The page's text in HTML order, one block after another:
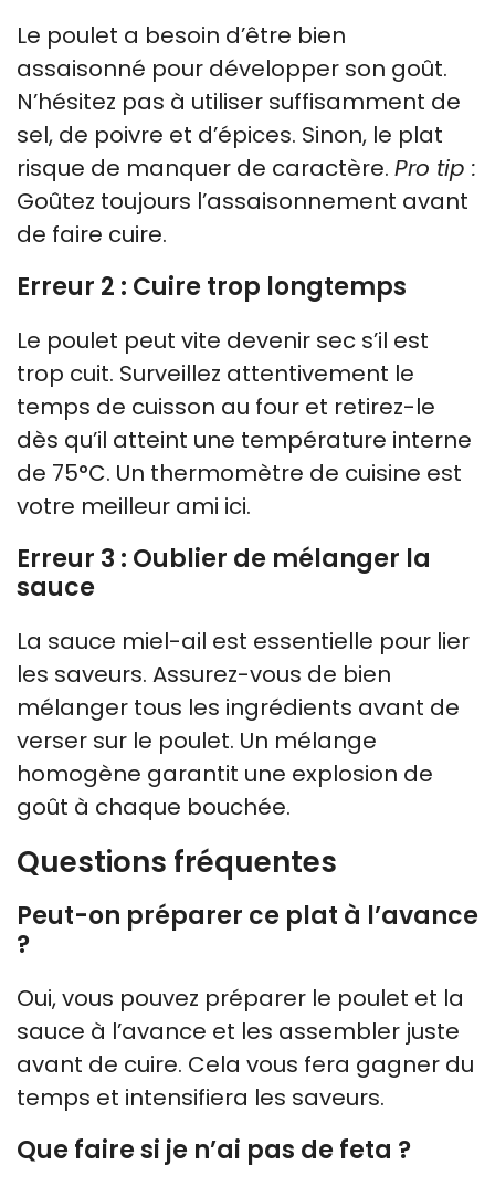
Le poulet a besoin d’être bien
assaisonné pour développer son goût.
N’hésitez pas à utiliser suffisamment de
sel, de poivre et d’épices. Sinon, le plat
risque de manquer de caractère. Pro tip :
Goûtez toujours l’assaisonnement avant
de faire cuire.
Erreur 2 : Cuire trop longtemps
Le poulet peut vite devenir sec s’il est
trop cuit. Surveillez attentivement le
temps de cuisson au four et retirez-le
dès qu’il atteint une température interne
de 75°C. Un thermomètre de cuisine est
votre meilleur ami ici.
Erreur 3 : Oublier de mélanger la
sauce
La sauce miel-ail est essentielle pour lier
les saveurs. Assurez-vous de bien
mélanger tous les ingrédients avant de
verser sur le poulet. Un mélange
homogène garantit une explosion de
goût à chaque bouchée.
Questions fréquentes
Peut-on préparer ce plat à l’avance
?
Oui, vous pouvez préparer le poulet et la
sauce à l’avance et les assembler juste
avant de cuire. Cela vous fera gagner du
temps et intensifiera les saveurs.
Que faire si je n’ai pas de feta ?